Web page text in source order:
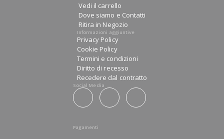
Vedi il carrello
Dove siamo e Contatti
Ritira in Negozio
Informazioni aggiuntive
Privacy Policy
Cookie Policy
Termini e condizioni
Diritto di recesso
Recedere dal contratto
Social Media
Pagamenti